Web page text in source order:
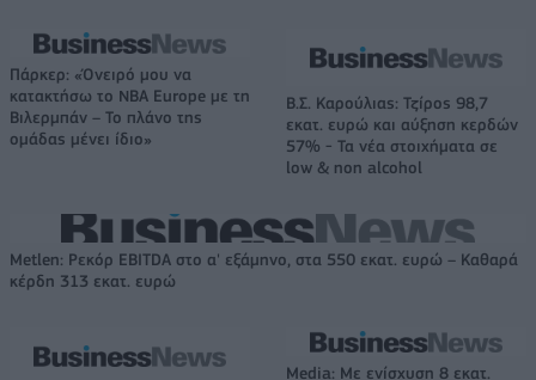
Πάρκερ: «Όνειρό μου να
κατακτήσω το ΝΒΑ Europe με τη
Βιλερμπάν – Το πλάνο της
ομάδας μένει ίδιο»
Β.Σ. Καρούλιας: Τζίρος 98,7
εκατ. ευρώ και αύξηση κερδών
57% - Τα νέα στοιχήματα σε
low & non alcohol
Metlen: Ρεκόρ EBITDA στο α' εξάμηνο, στα 550 εκατ. ευρώ – Καθαρά
κέρδη 313 εκατ. ευρώ
Media: Με ενίσχυση 8 εκατ.